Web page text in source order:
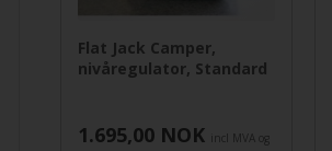
Flat Jack Camper,
nivåregulator, Standard
1.695,00 NOK
incl MVA og